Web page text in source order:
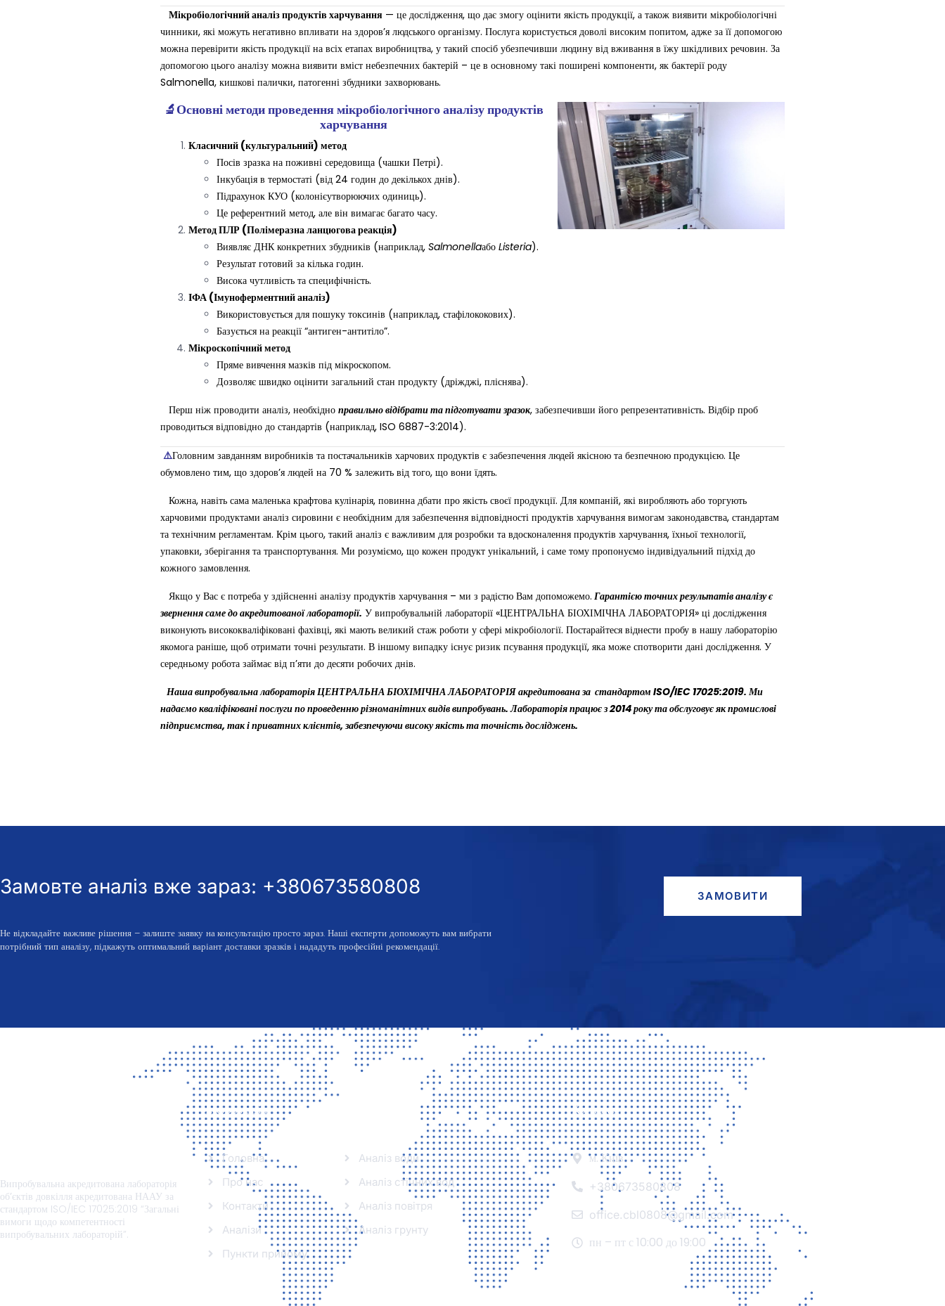
Мікробіологічний аналіз продуктів харчування — це дослідження, що дає змогу оцінити якість продукції, а також виявити мікробіологічні
чинники, які можуть негативно впливати на здоров’я людського організму. Послуга користується доволі високим попитом, адже за її допомогою
можна перевірити якість продукції на всіх етапах виробництва, у такий спосіб убезпечивши людину від вживання в їжу шкідливих речовин. За
допомогою цього аналізу можна виявити вміст небезпечних бактерій – це в основному такі поширені компоненти, як бактерії роду
Salmonella, кишкові палички, патогенні збудники захворювань.
🔬Основні методи проведення мікробіологічного аналізу продуктів
харчування
Класичний (культуральний) метод
Посів зразка на поживні середовища (чашки Петрі).
Інкубація в термостаті (від 24 годин до декількох днів).
Підрахунок КУО (колонієутворюючих одиниць).
Це референтний метод, але він вимагає багато часу.
Метод ПЛР (Полімеразна ланцюгова реакція)
Виявляє ДНК конкретних збудників (наприклад, Salmonellaабо Listeria).
Результат готовий за кілька годин.
Висока чутливість та специфічність.
ІФА (Імуноферментний аналіз)
Використовується для пошуку токсинів (наприклад, стафілококових).
Базується на реакції “антиген-антитіло”.
Мікроскопічний метод
Пряме вивчення мазків під мікроскопом.
Дозволяє швидко оцінити загальний стан продукту (дріжджі, пліснява).
Перш ніж проводити аналіз, необхідно правильно відібрати та підготувати зразок, забезпечивши його репрезентативність. Відбір проб
проводиться відповідно до стандартів (наприклад, ISO 6887-3:2014).
⚠️Головним завданням виробників та постачальників харчових продуктів є забезпечення людей якісною та безпечною продукцією. Це
обумовлено тим, що здоров’я людей на 70 % залежить від того, що вони їдять.
Кожна, навіть сама маленька крафтова кулінарія, повинна дбати про якість своєї продукції. Для компаній, які виробляють або торгують
харчовими продуктами аналіз сировини є необхідним для забезпечення відповідності продуктів харчування вимогам законодавства, стандартам
та технічним регламентам. Крім цього, такий аналіз є важливим для розробки та вдосконалення продуктів харчування, їхньої технології,
упаковки, зберігання та транспортування. Ми розуміємо, що кожен продукт унікальний, і саме тому пропонуємо індивідуальний підхід до
кожного замовлення.
Якщо у Вас є потреба у здійсненні аналізу продуктів харчування – ми з радістю Вам допоможемо. Гарантією точних результатів аналізу є
звернення саме до акредитованої лабораторії. У випробувальній лабораторії «ЦЕНТРАЛЬНА БІОХІМІЧНА ЛАБОРАТОРІЯ» ці дослідження
виконують висококваліфіковані фахівці, які мають великий стаж роботи у сфері мікробіології. Постарайтеся віднести пробу в нашу лабораторію
якомога раніше, щоб отримати точні результати. В іншому випадку існує ризик псування продукції, яка може спотворити дані дослідження. У
середньому робота займає від п’яти до десяти робочих днів.
Наша випробувальна лабораторія ЦЕНТРАЛЬНА БІОХІМІЧНА ЛАБОРАТОРІЯ акредитована за стандартом ISO/IEC 17025:2019. Ми
надаємо кваліфіковані послуги по проведенню різноманітних видів випробувань. Лабораторія працює з 2014 року та обслуговує як промислові
підприємства, так і приватних клієнтів, забезпечуючи високу якість та точність досліджень.
Замовте аналіз вже зараз: +380673580808
Не відкладайте важливе рішення – залиште заявку на консультацію просто зараз. Наші експерти допоможуть вам вибрати
потрібний тип аналізу, підкажуть оптимальний варіант доставки зразків і нададуть професійні рекомендації.
ЗАМОВИТИ
Випробувальна акредитована лабораторія
об’єктів довкілля акредитована НААУ за
стандартом ISO/IEC 17025:2019 “Загальні
вимоги щодо компетентності
випробувальних лабораторій”.
Інформація
Головна
Про нас
Контакти
Аналізи
Пункти прийому
Аналіз води
Аналіз стічних вод
Аналіз повітря
Аналіз грунту
Контакти
м. Київ
+380673580808
office.cbl0808@gmail.com
пн – пт с 10:00 до 19:00